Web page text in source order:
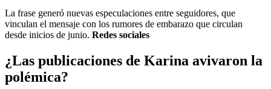
La frase generó nuevas especulaciones entre seguidores, que
vinculan el mensaje con los rumores de embarazo que circulan
desde inicios de junio. Redes sociales
¿Las publicaciones de Karina avivaron la
polémica?